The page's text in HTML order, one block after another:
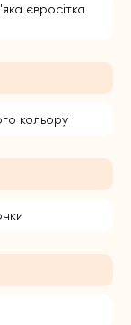
євросітка
кольору